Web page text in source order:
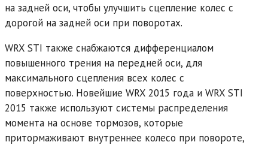
на задней оси, чтобы улучшить сцепление колес с
дорогой на задней оси при поворотах.
WRX STI также снабжаются дифференциалом
повышенного трения на передней оси, для
максимального сцепления всех колес с
поверхностью. Новейшие WRX 2015 года и WRX STI
2015 также используют системы распределения
момента на основе тормозов, которые
притормаживают внутреннее колесо при повороте,